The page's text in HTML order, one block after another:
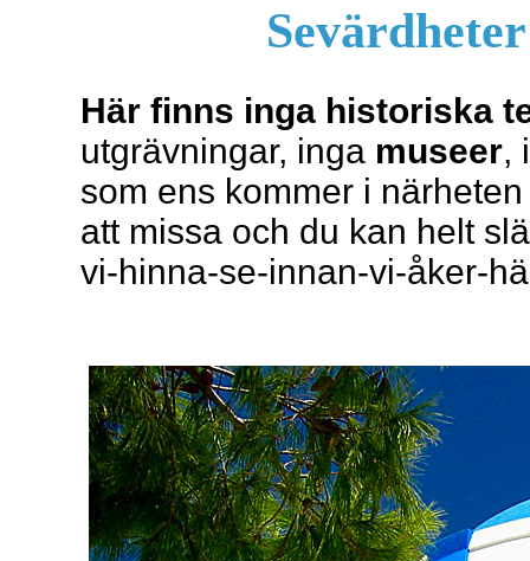
Här finns inga historiska
utgrävningar, inga museer,
som ens kommer i
att missa och du kan helt
vi-hinna-se-innan-vi-åker-